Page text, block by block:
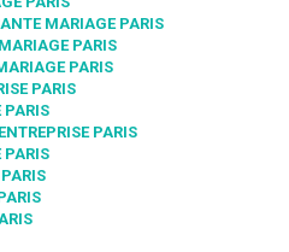
MARIAGE PARIS
PARIS
PARIS
PARIS
PARIS
PARIS
PARIS